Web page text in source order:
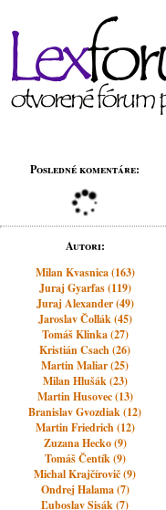
Posledné komentáre:
Autori:
Milan Kvasnica (163)
Juraj Gyarfas (119)
Juraj Alexander (49)
Jaroslav Čollák (45)
Tomáš Klinka (27)
Kristián Csach (26)
Martin Maliar (25)
Milan Hlušák (23)
Martin Husovec (13)
Branislav Gvozdiak (12)
Martin Friedrich (12)
Zuzana Hecko (9)
Tomáš Čentík (9)
Michal Krajčírovič (9)
Ondrej Halama (7)
Ľuboslav Sisák (7)